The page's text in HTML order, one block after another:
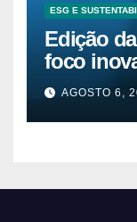
ESG E
Edição
foco
AGOSTO 6,